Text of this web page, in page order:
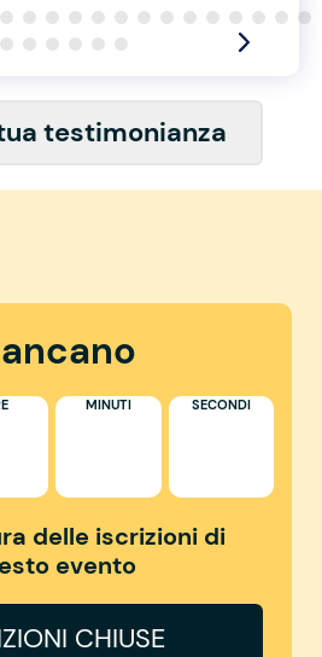
testimonianza
MINUTI SECONDI
delle iscrizioni di
evento
CHIUSE